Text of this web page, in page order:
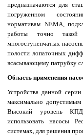
предназначаются для
погруженном
нормативам NEMA,
работы точно
многоступенчатых
полости лопаточных
всасывающему патрубку
Область применения
Устройства данной
максимально
Высокий уровень
использовать насосы
системах, для решения